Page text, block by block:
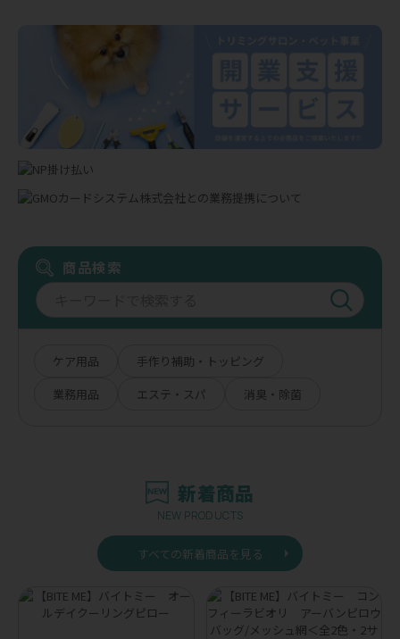
商品検索
ケア用品
手作り補助・トッピング
業務用品
エステ・スパ 消臭・除菌
新着商品
NEW PRODUCTS
すべての新着商品を見る